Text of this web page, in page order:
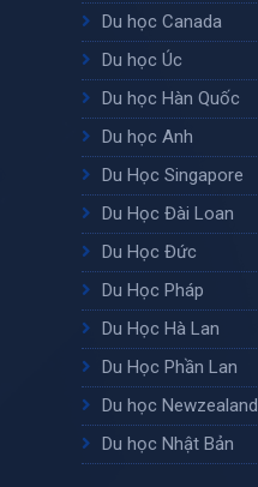
Du học Canada
Du học Úc
Du học Hàn Quốc
Du học Anh
Du Học Singapore
Du Học Đài Loan
Du Học Đức
Du Học Pháp
Du Học Hà Lan
Du Học Phần Lan
Du học Newzealand
Du học Nhật Bản